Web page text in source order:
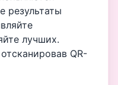
результаты
лучших.
QR-